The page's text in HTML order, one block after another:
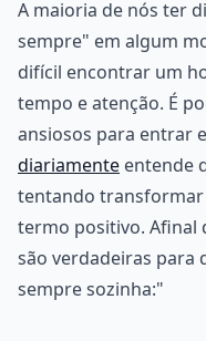
A maioria de nós ter
sempre" em algum
difícil encontrar um
tempo e atenção. É
ansiosos para entrar
diariamente entende
tentando transformar
termo positivo. Afinal
são verdadeiras para
sempre sozinha:"